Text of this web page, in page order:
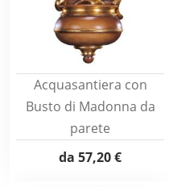
Acquasantiera con
Busto di Madonna da
parete
da 57,20 €